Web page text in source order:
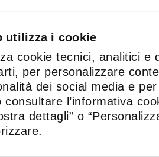
utilizza i cookie
cookie tecnici, analitici e
per personalizzare
dei social media e
l’informativa
dettagli” o
ne
VAI